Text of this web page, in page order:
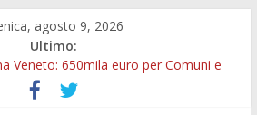
agosto 9, 2026
Ultimo:
Veneto: 650mila euro per Comuni e
le domande: 2,5 milioni per formare